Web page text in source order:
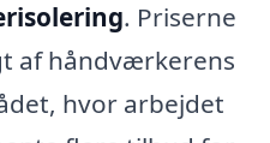
. Priserne
af håndværkerens
hvor arbejdet